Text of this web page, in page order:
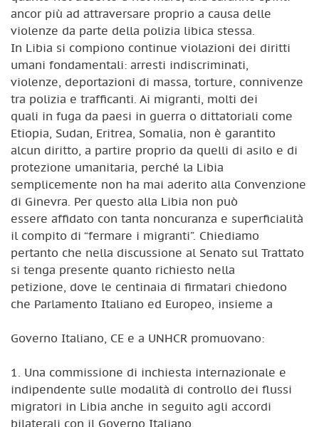
ancor più ad attraversare proprio a causa delle
violenze da parte della polizia libica stessa.
In Libia si compiono continue violazioni dei diritti
umani fondamentali: arresti indiscriminati,
violenze, deportazioni di massa, torture, connivenze
tra polizia e trafficanti. Ai migranti, molti dei
quali in fuga da paesi in guerra o dittatoriali come
Etiopia, Sudan, Eritrea, Somalia, non è garantito
alcun diritto, a partire proprio da quelli di asilo e di
protezione umanitaria, perché la Libia
semplicemente non ha mai aderito alla Convenzione
di Ginevra. Per questo alla Libia non può
essere affidato con tanta noncuranza e superficialità
il compito di “fermare i migranti”. Chiediamo
pertanto che nella discussione al Senato sul Trattato
si tenga presente quanto richiesto nella
petizione, dove le centinaia di firmatari chiedono
che Parlamento Italiano ed Europeo, insieme a
Governo Italiano, CE e a UNHCR promuovano:
1. Una commissione di inchiesta internazionale e
indipendente sulle modalità di controllo dei flussi
migratori in Libia anche in seguito agli accordi
bilaterali con il Governo Italiano.